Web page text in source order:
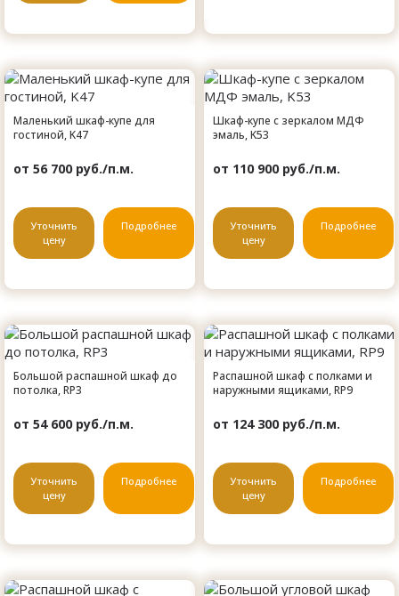
Маленький шкаф-купе для
гостиной, K47
от 56 700 руб./п.м.
Уточнить
цену
Подробнее
Шкаф-купе с зеркалом МДФ
эмаль, K53
от 110 900 руб./п.м.
Уточнить
цену
Подробнее
Большой распашной шкаф до
потолка, RP3
от 54 600 руб./п.м.
Уточнить
цену
Подробнее
Распашной шкаф с полками и
наружными ящиками, RP9
от 124 300 руб./п.м.
Уточнить
цену
Подробнее